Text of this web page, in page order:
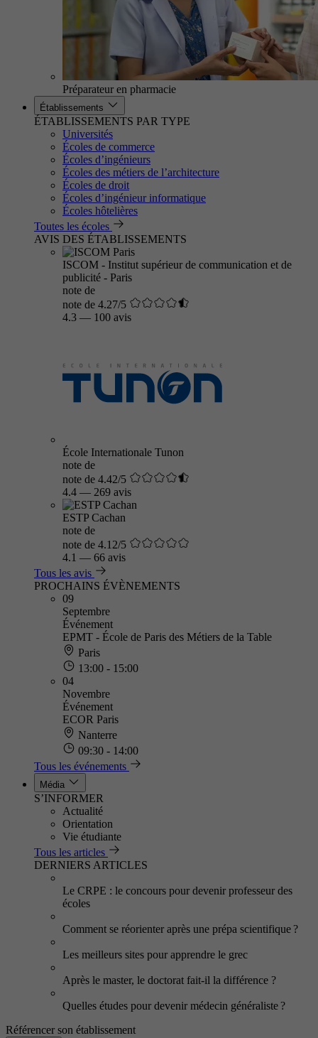
Préparateur en pharmacie
Établissements
ÉTABLISSEMENTS PAR TYPE
Universités
Écoles de commerce
Écoles d’ingénieurs
Écoles des métiers de l’architecture
Écoles de droit
Écoles d’ingénieur informatique
Écoles hôtelières
Toutes les écoles
AVIS DES ÉTABLISSEMENTS
ISCOM - Institut supérieur de communication et de
publicité - Paris
note de
note de 4.27/5
4.3 — 100 avis
École Internationale Tunon
note de
note de 4.42/5
4.4 — 269 avis
ESTP Cachan
note de
note de 4.12/5
4.1 — 66 avis
Tous les avis
PROCHAINS ÉVÈNEMENTS
09
Septembre
Événement
EPMT - École de Paris des Métiers de la Table
Paris
13:00 - 15:00
04
Novembre
Événement
ECOR Paris
Nanterre
09:30 - 14:00
Tous les événements
Média
S’INFORMER
Actualité
Orientation
Vie étudiante
Tous les articles
DERNIERS ARTICLES
Le CRPE : le concours pour devenir professeur des
écoles
Comment se réorienter après une prépa scientifique ?
Les meilleurs sites pour apprendre le grec
Après le master, le doctorat fait-il la différence ?
Quelles études pour devenir médecin généraliste ?
Référencer son établissement